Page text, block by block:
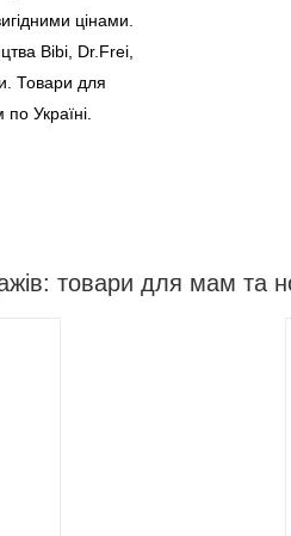
цінами.
Bibi, Dr.Frei,
Товари для
Україні.
товари для мам та
Можуть знадобитися
етапах грудного
зціджування,
лактостазу, маститу та
Аптечні моделі є